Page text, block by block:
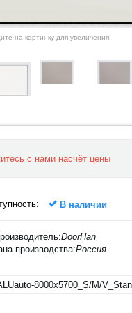
на картинку для увеличения
с нами насчёт цены
В наличии
DoorHan
производства:Россия
8000х5700_S/M/